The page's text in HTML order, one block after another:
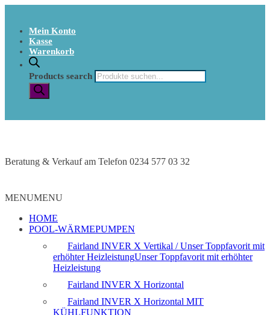
Mein Konto
Kasse
Warenkorb
Products search
Beratung & Verkauf am Telefon 0234 577 03 32
MENUMENU
HOME
POOL-WÄRMEPUMPEN
Fairland INVER X Vertikal / Unser Toppfavorit mit
erhöhter HeizleistungUnser Toppfavorit mit erhöhter
Heizleistung
Fairland INVER X Horizontal
Fairland INVER X Horizontal MIT
KÜHLFUNKTION